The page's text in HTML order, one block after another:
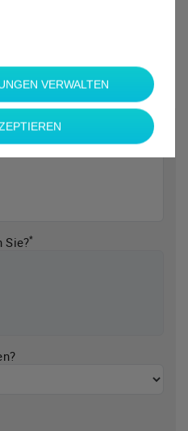
*
Sie?*
VERWALTEN